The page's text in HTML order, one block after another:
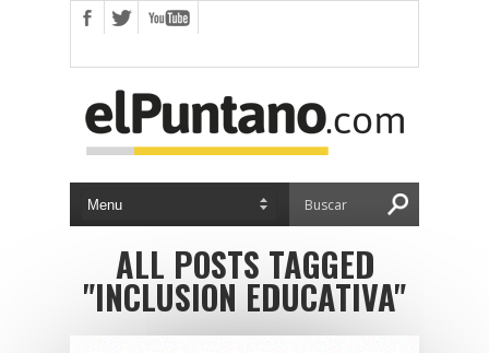
ALL POSTS TAGGED
"INCLUSION EDUCATIVA"